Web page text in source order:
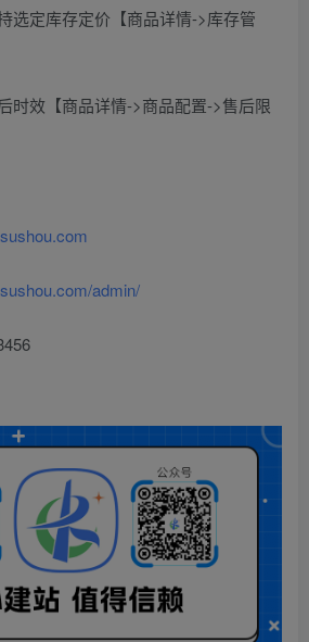
选定库存定价【商品详情->库存管
时效【商品详情->商品配置->售后限
admin/